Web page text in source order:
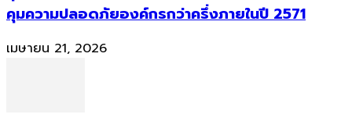
คุมความปลอดภัยองค์กรกว่าครึ่งภายในปี 2571
เมษายน 21, 2026